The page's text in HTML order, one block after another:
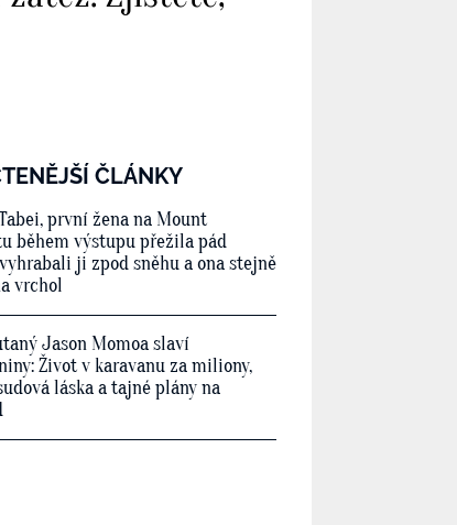
ČLÁNKY
první žena na Mount
během výstupu přežila pád
ji zpod sněhu a ona stejně
vrchol
Jason Momoa slaví
Život v karavanu za miliony,
láska a tajné plány na